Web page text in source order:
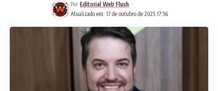
Atualizado em: 17 de outubro de 2025 17:56
Por Editorial Web Flush